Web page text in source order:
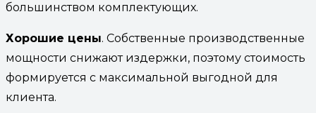
большинством комплектующих.
Хорошие цены. Собственные производственные
мощности снижают издержки, поэтому стоимость
формируется с максимальной выгодной для
клиента.